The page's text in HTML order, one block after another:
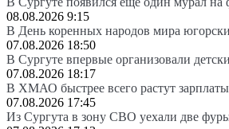
08.08.2026 9:15
В День коренных народов мира
07.08.2026 18:50
В Сургуте впервые организовали
07.08.2026 18:17
В ХМАО быстрее всего растут
07.08.2026 17:45
Из Сургута в зону СВО уехали две